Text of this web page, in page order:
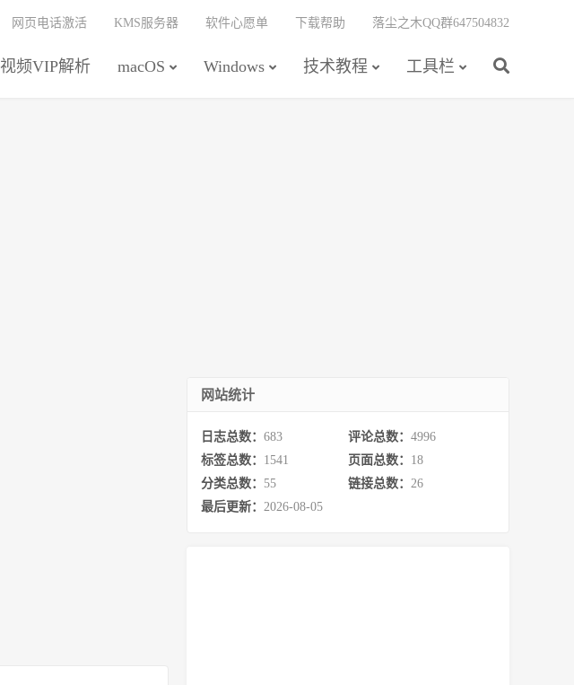
视频VIP解析 macOS Windows 技术教程 工具栏
网页电话激活 KMS服务器 软件心愿单 下载帮助 落尘之木QQ群647504832
网站统计
日志总数： 683 评论总数： 4996
标签总数： 1541 页面总数： 18
分类总数： 55 链接总数： 26
最后更新： 2026-08-05